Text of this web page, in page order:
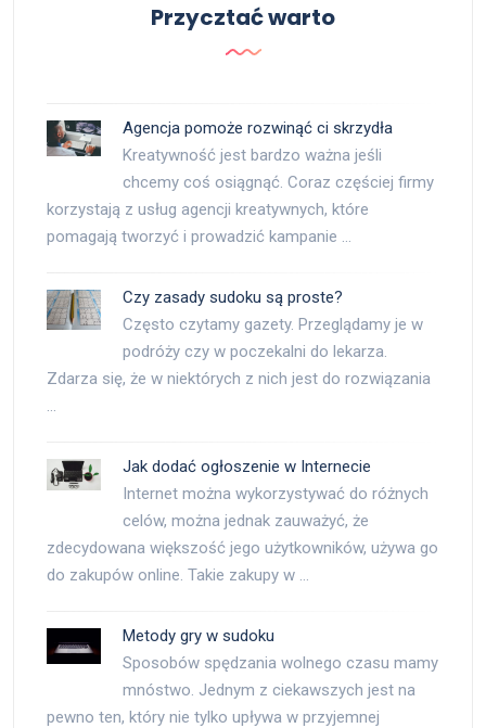
Przycztać warto
Agencja pomoże rozwinąć ci skrzydła
Kreatywność jest bardzo ważna jeśli
chcemy coś osiągnąć. Coraz częściej firmy
korzystają z usług agencji kreatywnych, które
pomagają tworzyć i prowadzić kampanie …
Czy zasady sudoku są proste?
Często czytamy gazety. Przeglądamy je w
podróży czy w poczekalni do lekarza.
Zdarza się, że w niektórych z nich jest do rozwiązania
…
Jak dodać ogłoszenie w Internecie
Internet można wykorzystywać do różnych
celów, można jednak zauważyć, że
zdecydowana większość jego użytkowników, używa go
do zakupów online. Takie zakupy w …
Metody gry w sudoku
Sposobów spędzania wolnego czasu mamy
mnóstwo. Jednym z ciekawszych jest na
pewno ten, który nie tylko upływa w przyjemnej